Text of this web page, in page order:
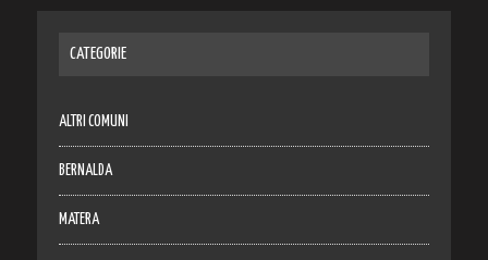
CATEGORIE
ALTRI COMUNI
BERNALDA
MATERA